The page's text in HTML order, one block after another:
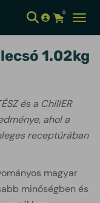
Kosár
0
1.02kg
és a ChillER
ahol a
receptúrában
magyar
minőségben és